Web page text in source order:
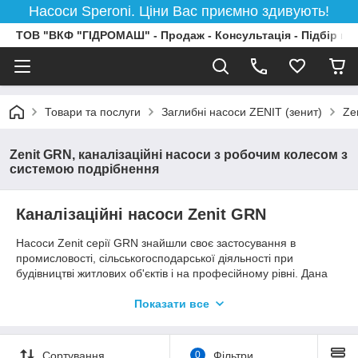
Насоси Speroni. Ціни Вас приємно здивують!
ТОВ "ВКФ "ГІДРОМАШ" - Продаж - Консультація - Підбір
Товари та послуги Заглибні насоси ZENIT (зенит)
Zenit GRN, каналізаційні насоси з робочим колесом з
системою подрібнення
Каналізаційні насоси Zenit GRN
Насоси Zenit серії GRN знайшли своє застосування в
промисловості, сільськогосподарської діяльності при
будівництві житлових об'єктів і на професійному рівні. Дана
середовища, в якому містяться тверді, волокнисті тіла
ДО насосів Zenit серії GRN відносяться насоси для
Показати все
Сортування 0 Фільтри